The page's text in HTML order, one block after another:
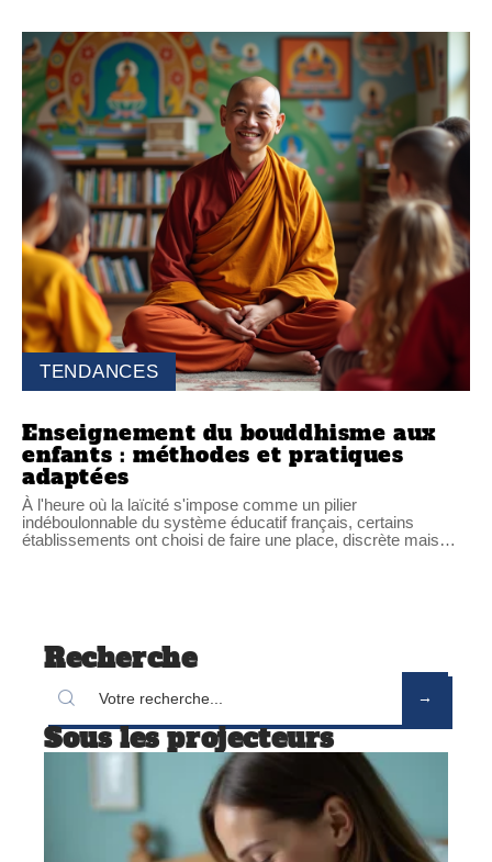
TENDANCES
Enseignement du bouddhisme aux
enfants : méthodes et pratiques
adaptées
À l'heure où la laïcité s'impose comme un pilier
indéboulonnable du système éducatif français, certains
établissements ont choisi de faire une place, discrète mais…
Recherche
Sous les projecteurs